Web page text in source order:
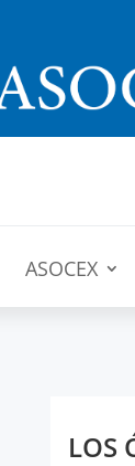
ASOCEX
LOS